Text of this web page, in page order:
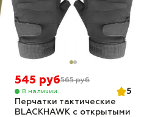
545 руб565 руб
В наличии
5
Перчатки тактические
BLACKHAWK с открытыми